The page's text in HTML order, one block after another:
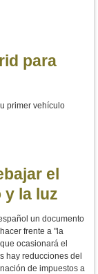
para
primer vehículo
el
y la luz
un documento
frente a "la
ocasionará el
hay reducciones del
de impuestos a